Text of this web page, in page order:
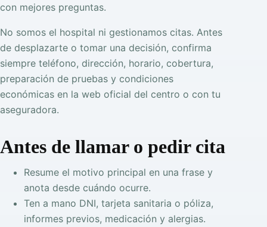
con mejores preguntas.
No somos el hospital ni gestionamos citas. Antes
de desplazarte o tomar una decisión, confirma
siempre teléfono, dirección, horario, cobertura,
preparación de pruebas y condiciones
económicas en la web oficial del centro o con tu
aseguradora.
Antes de llamar o pedir cita
Resume el motivo principal en una frase y
anota desde cuándo ocurre.
Ten a mano DNI, tarjeta sanitaria o póliza,
informes previos, medicación y alergias.